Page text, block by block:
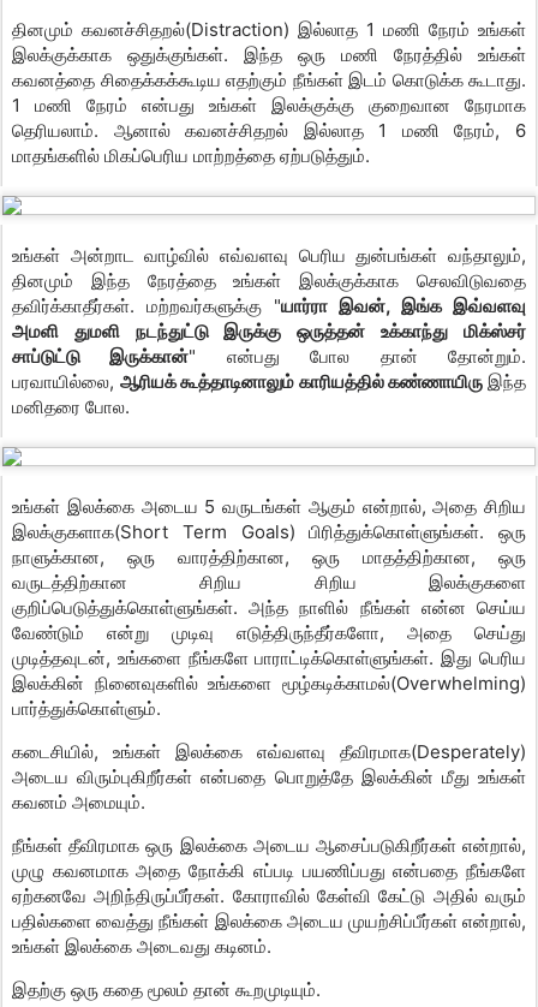
தினமும் கவனச்சிதறல்(Distraction) இல்லாத 1 மணி நேரம் உங்கள்
இலக்குக்காக ஒதுக்குங்கள். இந்த ஒரு மணி நேரத்தில் உங்கள்
கவனத்தை சிதைக்கக்கூடிய எதற்கும் நீங்கள் இடம் கொடுக்க கூடாது.
1 மணி நேரம் என்பது உங்கள் இலக்குக்கு குறைவான நேரமாக
தெரியலாம். ஆனால் கவனச்சிதறல் இல்லாத 1 மணி நேரம், 6
மாதங்களில் மிகப்பெரிய மாற்றத்தை ஏற்படுத்தும்.
உங்கள் அன்றாட வாழ்வில் எவ்வளவு பெரிய துன்பங்கள் வந்தாலும்,
தினமும் இந்த நேரத்தை உங்கள் இலக்குக்காக செலவிடுவதை
தவிர்க்காதீர்கள். மற்றவர்களுக்கு "யார்ரா இவன், இங்க இவ்வளவு
அமளி துமளி நடந்துட்டு இருக்கு ஒருத்தன் உக்காந்து மிக்ஸ்சர்
சாப்டுட்டு இருக்கான்" என்பது போல தான் தோன்றும்.
பரவாயில்லை, ஆரியக் கூத்தாடினாலும் காரியத்தில் கண்ணாயிருஇந்த
மனிதரை போல.
உங்கள் இலக்கை அடைய 5 வருடங்கள் ஆகும் என்றால், அதை சிறிய
இலக்குகளாக(Short Term Goals) பிரித்துக்கொள்ளுங்கள். ஒரு
நாளுக்கான, ஒரு வாரத்திற்கான, ஒரு மாதத்திற்கான, ஒரு
வருடத்திற்கான சிறிய சிறிய இலக்குகளை
குறிப்பெடுத்துக்கொள்ளுங்கள். அந்த நாளில் நீங்கள் என்ன செய்ய
வேண்டும் என்று முடிவு எடுத்திருந்தீர்களோ, அதை செய்து
முடித்தவுடன், உங்களை நீங்களே பாராட்டிக்கொள்ளுங்கள். இது பெரிய
இலக்கின் நினைவுகளில் உங்களை மூழ்கடிக்காமல்(Overwhelming)
பார்த்துக்கொள்ளும்.
கடைசியில், உங்கள் இலக்கை எவ்வளவு தீவிரமாக(Desperately)
அடைய விரும்புகிறீர்கள் என்பதை பொறுத்தே இலக்கின் மீது உங்கள்
கவனம் அமையும்.
நீங்கள் தீவிரமாக ஒரு இலக்கை அடைய ஆசைப்படுகிறீர்கள் என்றால்,
முழு கவனமாக அதை நோக்கி எப்படி பயணிப்பது என்பதை நீங்களே
ஏற்கனவே அறிந்திருப்பீர்கள். கோராவில் கேள்வி கேட்டு அதில் வரும்
பதில்களை வைத்து நீங்கள் இலக்கை அடைய முயற்சிப்பீர்கள் என்றால்,
உங்கள் இலக்கை அடைவது கடினம்.
இதற்கு ஒரு கதை மூலம் தான் கூறமுடியும்.